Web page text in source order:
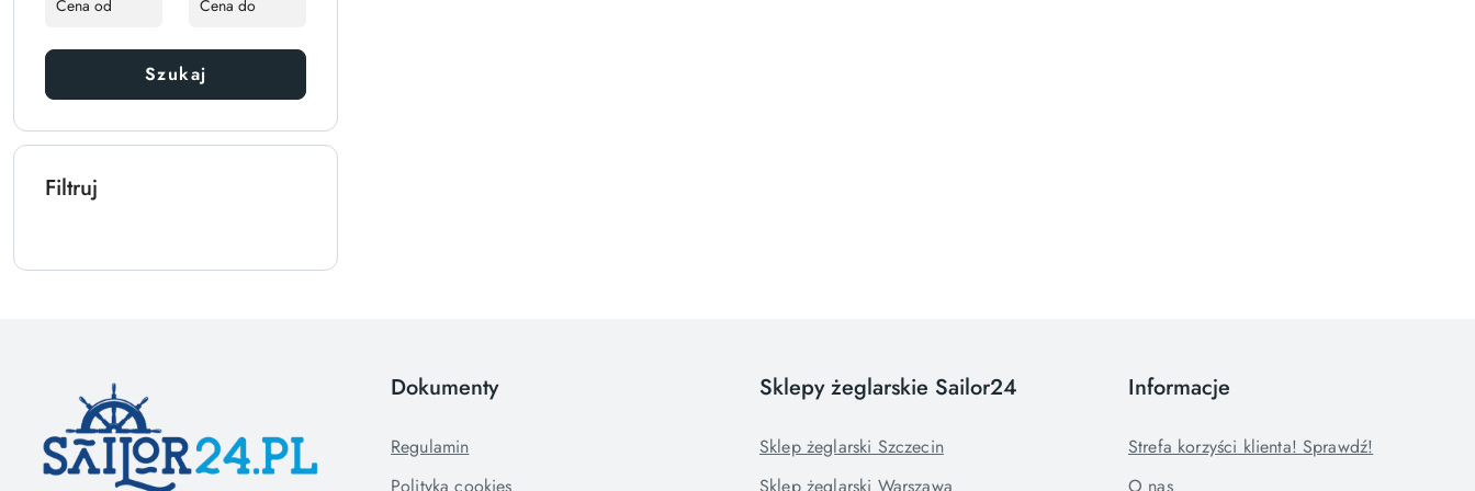
Szukaj
Filtruj
Dokumenty
Regulamin
Sklepy żeglarskie Sailor24
Sklep żeglarski Szczecin
Informacje
Strefa korzyści klienta! Sprawdź!